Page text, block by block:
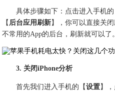
具体步骤如下：点击进入手机
【 后台应用刷新】，你可以直接关
不常用的App的后台，刷新就可以了。
3. 关闭iPhone分析
首先我们进入手机的【设置】